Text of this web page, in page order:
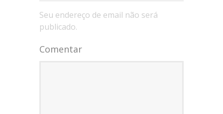
Seu endereço de email não será
publicado.
Comentar